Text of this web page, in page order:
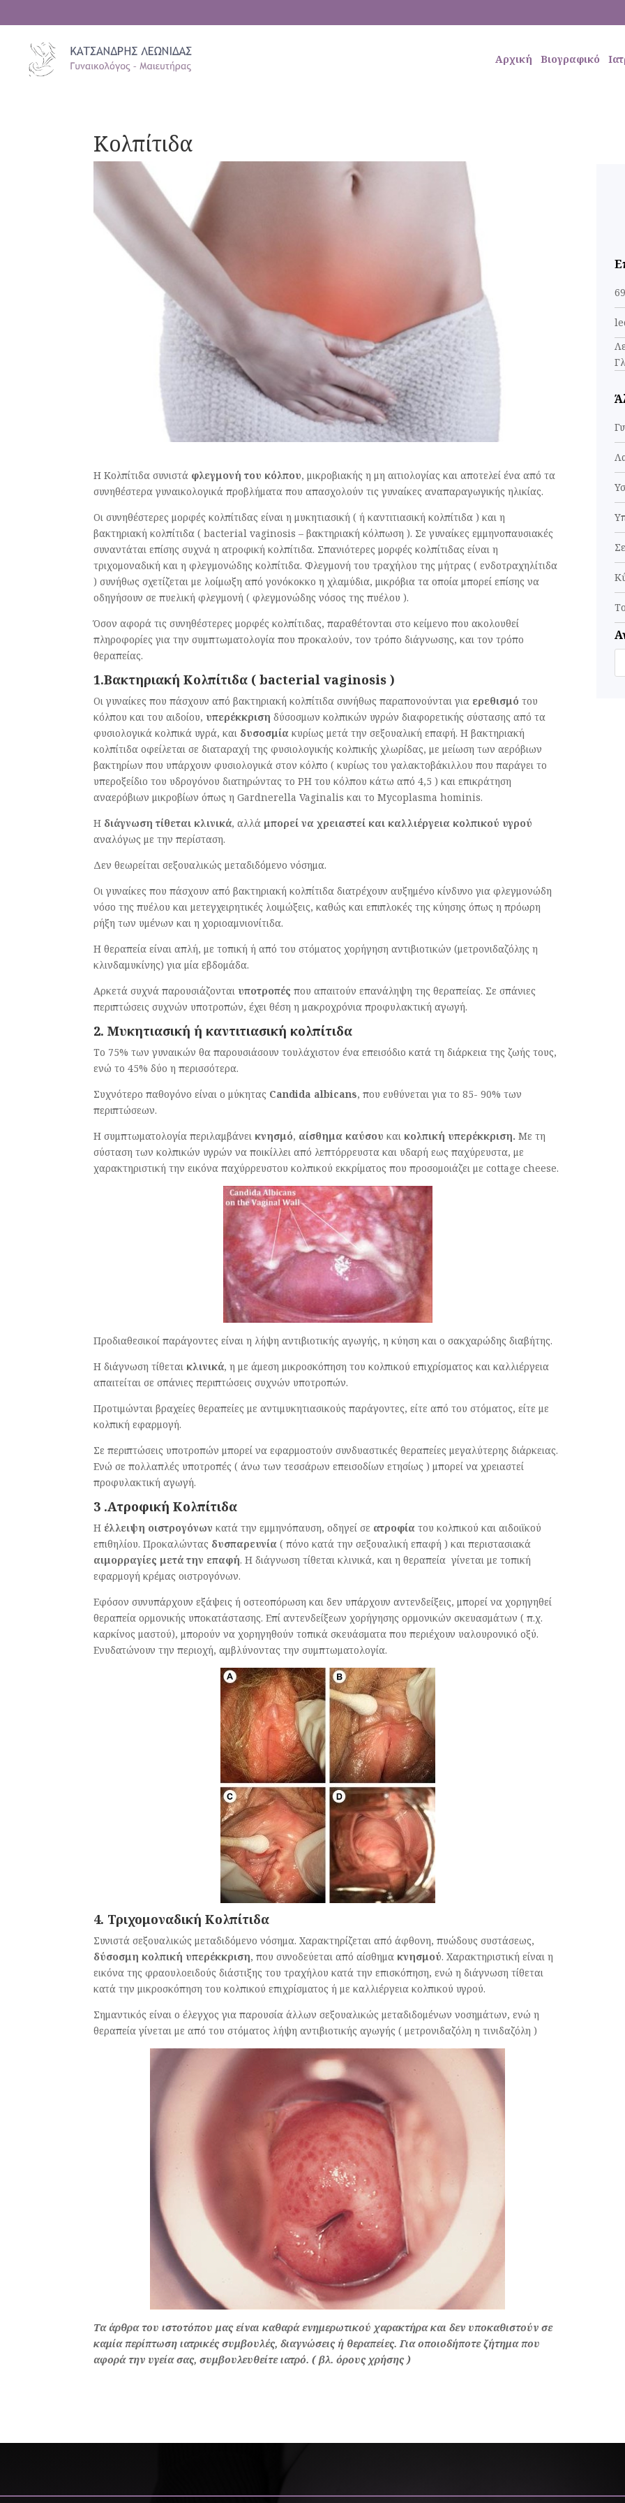
Αρχική Βιογραφικό
Κολπίτιδα
Η Κολπίτιδα συνιστά φλεγμονή του κόλπου, μικροβιακής η μη αιτιολογίας και αποτελεί ένα από τα
συνηθέστερα γυναικολογικά προβλήματα που απασχολούν τις γυναίκες αναπαραγωγικής ηλικίας.
Οι συνηθέστερες μορφές κολπίτιδας είναι η μυκητιασική ( ή καντιτιασική κολπίτιδα ) και η
βακτηριακή κολπίτιδα ( bacterial vaginosis – βακτηριακή κόλπωση ). Σε γυναίκες εμμηνοπαυσιακές
συναντάται επίσης συχνά η ατροφική κολπίτιδα. Σπανιότερες μορφές κολπίτιδας είναι η
τριχομοναδική και η φλεγμονώδης κολπίτιδα. Φλεγμονή του τραχήλου της μήτρας ( ενδοτραχηλίτιδα
) συνήθως σχετίζεται με λοίμωξη από γονόκοκκο η χλαμύδια, μικρόβια τα οποία μπορεί επίσης να
οδηγήσουν σε πυελική φλεγμονή ( φλεγμονώδης νόσος της πυέλου ).
Όσον αφορά τις συνηθέστερες μορφές κολπίτιδας, παραθέτονται στο κείμενο που ακολουθεί
πληροφορίες για την συμπτωματολογία που προκαλούν, τον τρόπο διάγνωσης, και τον τρόπο
θεραπείας.
1.Βακτηριακή Κολπίτιδα (bacterial vaginosis )
Οι γυναίκες που πάσχουν από βακτηριακή κολπίτιδα συνήθως παραπονούνται για ερεθισμό του
κόλπου και του αιδοίου, υπερέκκριση δύσοσμων κολπικών υγρών διαφορετικής σύστασης από τα
φυσιολογικά κολπικά υγρά, και δυσοσμία κυρίως μετά την σεξουαλική επαφή. Η βακτηριακή
κολπίτιδα οφείλεται σε διαταραχή της φυσιολογικής κολπικής χλωρίδας, με μείωση των αερόβιων
βακτηρίων που υπάρχουν φυσιολογικά στον κόλπο ( κυρίως του γαλακτοβάκιλλου που παράγει το
υπεροξείδιο του υδρογόνου διατηρώντας το PH του κόλπου κάτω από 4,5 ) και επικράτηση
αναερόβιων μικροβίων όπως η Gardnerella Vaginalis και το Mycoplasma hominis.
Η διάγνωση τίθεται κλινικά, αλλά μπορεί να χρειαστεί και καλλιέργεια κολπικού υγρού
αναλόγως με την περίσταση.
Δεν θεωρείται σεξουαλικώς μεταδιδόμενο νόσημα.
Οι γυναίκες που πάσχουν από βακτηριακή κολπίτιδα διατρέχουν αυξημένο κίνδυνο για φλεγμονώδη
νόσο της πυέλου και μετεγχειρητικές λοιμώξεις, καθώς και επιπλοκές της κύησης όπως η πρόωρη
ρήξη των υμένων και η χοριοαμνιονίτιδα.
Η θεραπεία είναι απλή, με τοπική ή από του στόματος χορήγηση αντιβιοτικών (μετρονιδαζόλης η
κλινδαμυκίνης) για μία εβδομάδα.
Αρκετά συχνά παρουσιάζονται υποτροπές που απαιτούν επανάληψη της θεραπείας. Σε σπάνιες
περιπτώσεις συχνών υποτροπών, έχει θέση η μακροχρόνια προφυλακτική αγωγή.
2. Μυκητιασική ή καντιτιασική κολπίτιδα
Το 75% των γυναικών θα παρουσιάσουν τουλάχιστον ένα επεισόδιο κατά τη διάρκεια της ζωής τους,
ενώ το 45% δύο η περισσότερα.
Συχνότερο παθογόνο είναι ο μύκητας Candida albicans, που ευθύνεται για το 85- 90% των
περιπτώσεων.
Η συμπτωματολογία περιλαμβάνει κνησμό, αίσθημα καύσου και κολπική υπερέκκριση.Με τη
σύσταση των κολπικών υγρών να ποικίλλει από λεπτόρρευστα και υδαρή εως παχύρευστα, με
χαρακτηριστική την εικόνα παχύρρευστου κολπικού εκκρίματος που προσομοιάζει με cottage cheese.
Προδιαθεσικοί παράγοντες είναι η λήψη αντιβιοτικής αγωγής, η κύηση και ο σακχαρώδης διαβήτης.
H διάγνωση τίθεται κλινικά, η με άμεση μικροσκόπηση του κολπικού επιχρίσματος και καλλιέργεια
απαιτείται σε σπάνιες περιπτώσεις συχνών υποτροπών.
Προτιμώνται βραχείες θεραπείες με αντιμυκητιασικούς παράγοντες, είτε από του στόματος, είτε με
κολπική εφαρμογή.
Σε περιπτώσεις υποτροπών μπορεί να εφαρμοστούν συνδυαστικές θεραπείες μεγαλύτερης διάρκειας.
Ενώ σε πολλαπλές υποτροπές ( άνω των τεσσάρων επεισοδίων ετησίως ) μπορεί να χρειαστεί
προφυλακτική αγωγή.
3 .Ατροφική Κολπίτιδα
Η έλλειψη οιστρογόνων κατά την εμμηνόπαυση, οδηγεί σε ατροφία του κολπικού και αιδοιϊκού
επιθηλίου. Προκαλώντας δυσπαρευνία ( πόνο κατά την σεξουαλική επαφή ) και περιστασιακά
αιμορραγίες μετά την επαφή. Η διάγνωση τίθεται κλινικά, και η θεραπεία γίνεται με τοπική
εφαρμογή κρέμας οιστρογόνων.
Εφόσον συνυπάρχουν εξάψεις ή οστεοπόρωση και δεν υπάρχουν αντενδείξεις, μπορεί να χορηγηθεί
θεραπεία ορμονικής υποκατάστασης. Επί αντενδείξεων χορήγησης ορμονικών σκευασμάτων ( π.χ.
καρκίνος μαστού), μπορούν να χορηγηθούν τοπικά σκευάσματα που περιέχουν υαλουρονικό οξύ.
Ενυδατώνουν την περιοχή, αμβλύνοντας την συμπτωματολογία.
4. Τριχομοναδική Κολπίτιδα
Συνιστά σεξουαλικώς μεταδιδόμενο νόσημα. Χαρακτηρίζεται από άφθονη, πυώδους συστάσεως,
δύσοσμη κολπική υπερέκκριση, που συνοδεύεται από αίσθημα κνησμού. Χαρακτηριστική είναι η
εικόνα της φραουλοειδούς διάστιξης του τραχήλου κατά την επισκόπηση, ενώ η διάγνωση τίθεται
κατά την μικροσκόπηση του κολπικού επιχρίσματος ή με καλλιέργεια κολπικού υγρού.
Σημαντικός είναι ο έλεγχος για παρουσία άλλων σεξουαλικώς μεταδιδομένων νοσημάτων, ενώ η
θεραπεία γίνεται με από του στόματος λήψη αντιβιοτικής αγωγής ( μετρονιδαζόλη η τινιδαζόλη )
Τα άρθρα του ιστοτόπου μας είναι καθαρά ενημερωτικού χαρακτήρα και δεν υποκαθιστούν σε
καμία περίπτωση ιατρικές συμβουλές, διαγνώσεις ή θεραπείες. Για οποιοδήποτε ζήτημα που
αφορά την υγεία σας, συμβουλευθείτε ιατρό. ( βλ. όρους χρήσης )